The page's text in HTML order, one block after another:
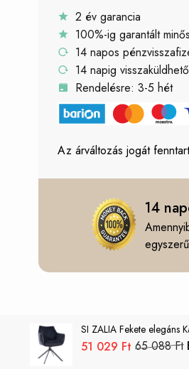
2 év garancia
100%-ig garantált
14 napos
14 napig visszaküldhető
Rendelésre: 3-5 hét
Az árváltozás jogát
14
SI ZALIA Fekete elegáns
51 029 Ft 65 088 Ft